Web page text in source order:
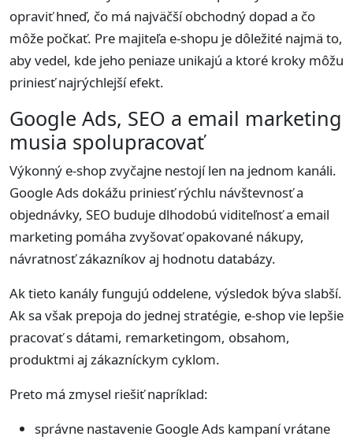
opraviť hneď, čo má najväčší obchodný dopad a čo
môže počkať. Pre majiteľa e-shopu je dôležité najmä to,
aby vedel, kde jeho peniaze unikajú a ktoré kroky môžu
priniesť najrýchlejší efekt.
Google Ads, SEO a email marketing
musia spolupracovať
Výkonný e-shop zvyčajne nestojí len na jednom kanáli.
Google Ads dokážu priniesť rýchlu návštevnosť a
objednávky, SEO buduje dlhodobú viditeľnosť a email
marketing pomáha zvyšovať opakované nákupy,
návratnosť zákazníkov aj hodnotu databázy.
Ak tieto kanály fungujú oddelene, výsledok býva slabší.
Ak sa však prepoja do jednej stratégie, e-shop vie lepšie
pracovať s dátami, remarketingom, obsahom,
produktmi aj zákazníckym cyklom.
Preto má zmysel riešiť napríklad:
správne nastavenie Google Ads kampaní vrátane